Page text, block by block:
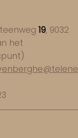
19, 9032
het